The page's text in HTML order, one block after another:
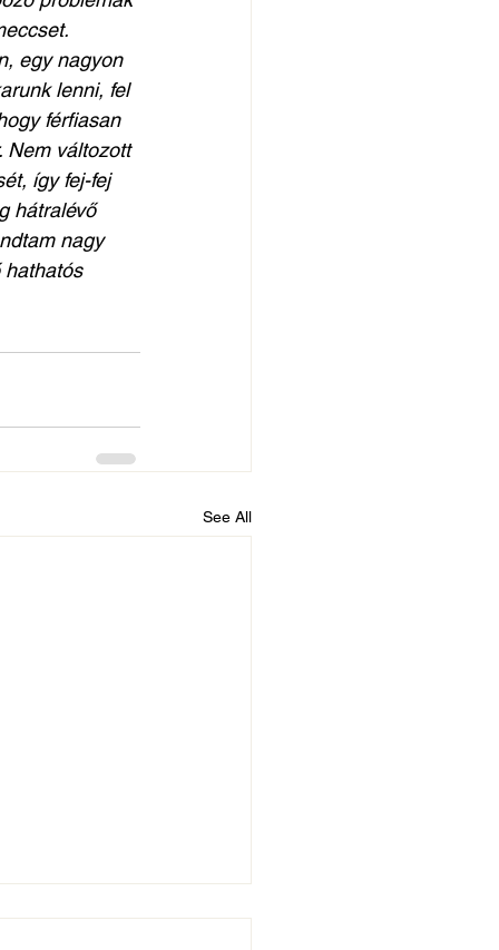
egy nagyon
lenni, fel
férfiasan
Nem változott
így fej-fej
hátralévő
nagy
hathatós
See All